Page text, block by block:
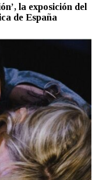
la exposición del
de España